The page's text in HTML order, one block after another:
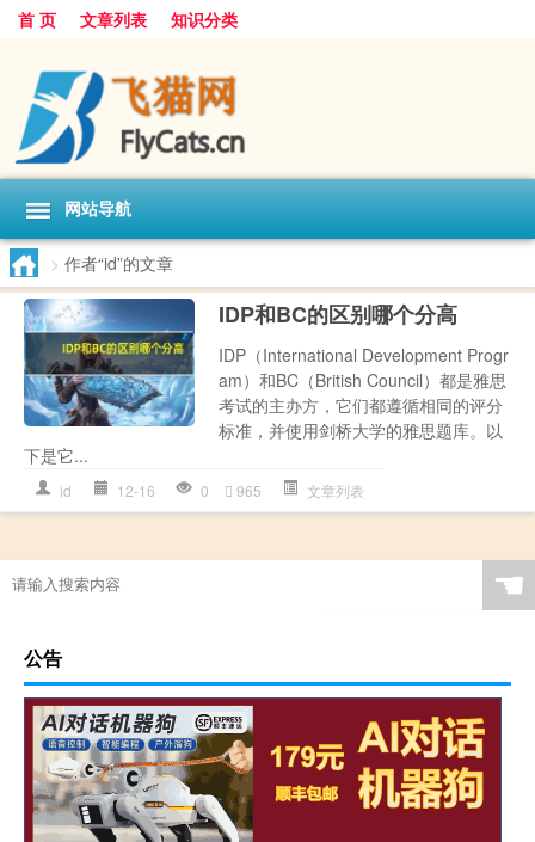
首 页 文章列表 知识分类
网站导航
> 作者“id”的文章
IDP和BC的区别哪个分高
IDP（International Development Progr
am）和BC（British Council）都是雅思
考试的主办方，它们都遵循相同的评分
标准，并使用剑桥大学的雅思题库。以
下是它...
id 12-16 0 965 文章列表
☚
公告